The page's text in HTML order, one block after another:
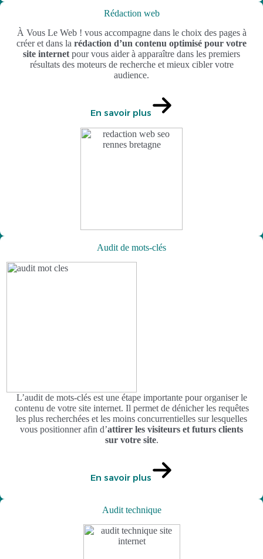
Rédaction web
À Vous Le Web ! vous accompagne dans le choix des pages à
créer et dans la rédaction d’un contenu optimisé pour votre
site internet pour vous aider à apparaître dans les premiers
résultats des moteurs de recherche et mieux cibler votre
audience.
En savoir plus
Audit de mots-clés
L’audit de mots-clés est une étape importante pour organiser le
contenu de votre site internet. Il permet de dénicher les requêtes
les plus recherchées et les moins concurrentielles sur lesquelles
vous positionner afin d’attirer les visiteurs et futurs clients
sur votre site.
En savoir plus
Audit technique